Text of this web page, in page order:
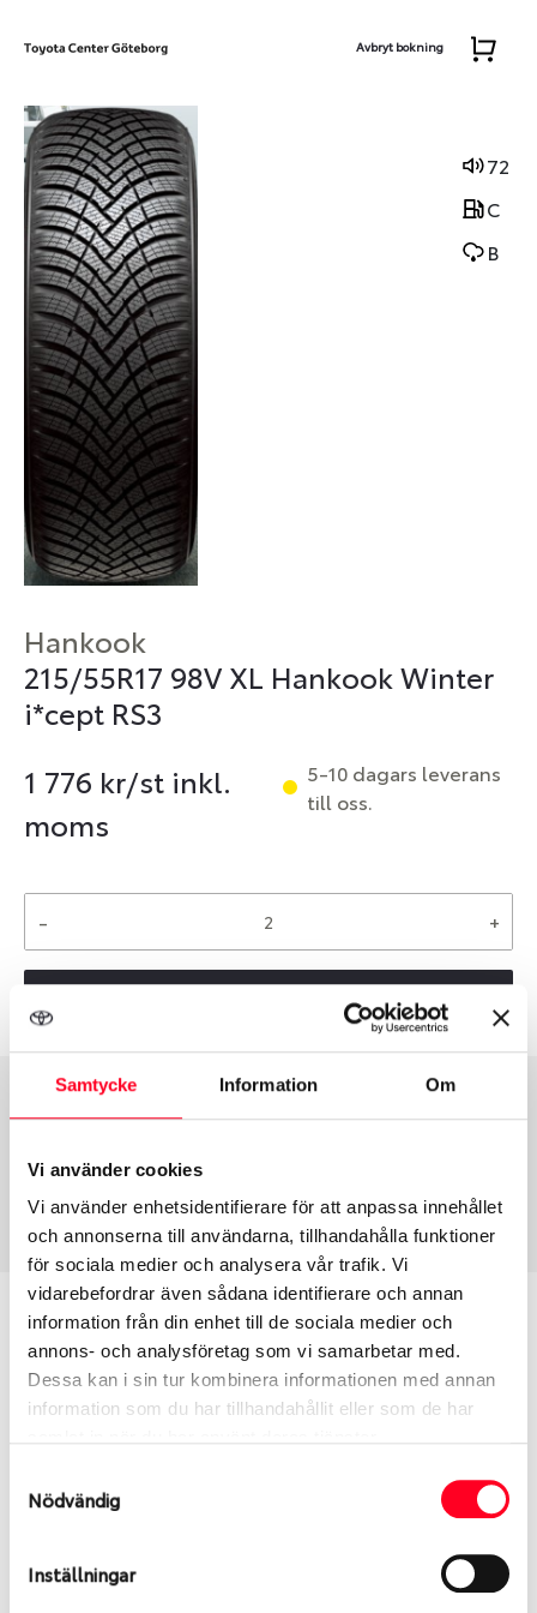
Samtycke Information Om
Vi använder cookies
Vi använder enhetsidentifierare för att anpassa innehållet
och annonserna till användarna, tillhandahålla funktioner
för sociala medier och analysera vår trafik. Vi
vidarebefordrar även sådana identifierare och annan
information från din enhet till de sociala medier och
annons- och analysföretag som vi samarbetar med.
Dessa kan i sin tur kombinera informationen med annan
information som du har tillhandahållit eller som de har
Nödvändig
Inställningar
Avbryt bokning
72
C
B
Hankook
215/55R17 98V XL Hankook Winter
i*cept RS3
1 776 kr/st inkl.
moms
5-10 dagars leverans
till oss.
- +
Däcktyp Däckstorlek
1247
Passar detta däck min bil?
Ange registreringsnummer för att se om det däck
du valt passar din bilmodell. Om du köper däck som
dimensioner. Ibland kan fälgen ha bytts ut under
årens lopp och inte vara samma dimension som